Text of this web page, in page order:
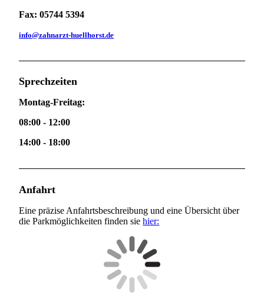
Fax: 05744 5394
info@zahnarzt-huellhorst.de
Sprechzeiten
Montag-Freitag:
08:00 - 12:00
14:00 - 18:00
Anfahrt
Eine präzise Anfahrtsbeschreibung und eine Übersicht über
die Parkmöglichkeiten finden siehier: